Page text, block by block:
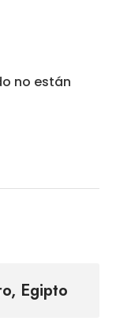
no están
Egipto